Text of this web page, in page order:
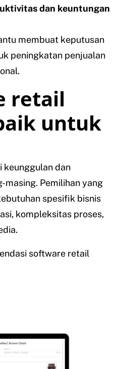
dan keuntungan
membuat keputusan
peningkatan penjualan
retail
untuk
keunggulan dan
masing. Pemilihan yang
spesifik bisnis
kompleksitas proses,
software retail